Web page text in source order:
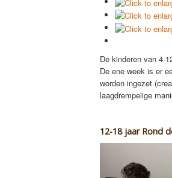
De kinderen van 4-
De ene week is er
worden ingezet
laagdrempelige
12-18 jaar Rond